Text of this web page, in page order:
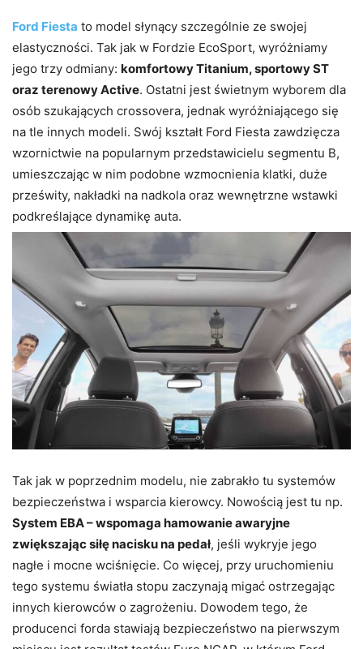
Ford Fiesta to model słynący szczególnie ze swojej
elastyczności. Tak jak w Fordzie EcoSport, wyróżniamy
jego trzy odmiany: komfortowy Titanium, sportowy ST
oraz terenowy Active. Ostatni jest świetnym wyborem dla
osób szukających crossovera, jednak wyróżniającego się
na tle innych modeli. Swój kształt Ford Fiesta zawdzięcza
wzornictwie na popularnym przedstawicielu segmentu B,
umieszczając w nim podobne wzmocnienia klatki, duże
prześwity, nakładki na nadkola oraz wewnętrzne wstawki
podkreślające dynamikę auta.
Tak jak w poprzednim modelu, nie zabrakło tu systemów
bezpieczeństwa i wsparcia kierowcy. Nowością jest tu np.
System EBA – wspomaga hamowanie awaryjne
zwiększając siłę nacisku na pedał, jeśli wykryje jego
nagłe i mocne wciśnięcie. Co więcej, przy uruchomieniu
tego systemu światła stopu zaczynają migać ostrzegając
innych kierowców o zagrożeniu. Dowodem tego, że
producenci forda stawiają bezpieczeństwo na pierwszym